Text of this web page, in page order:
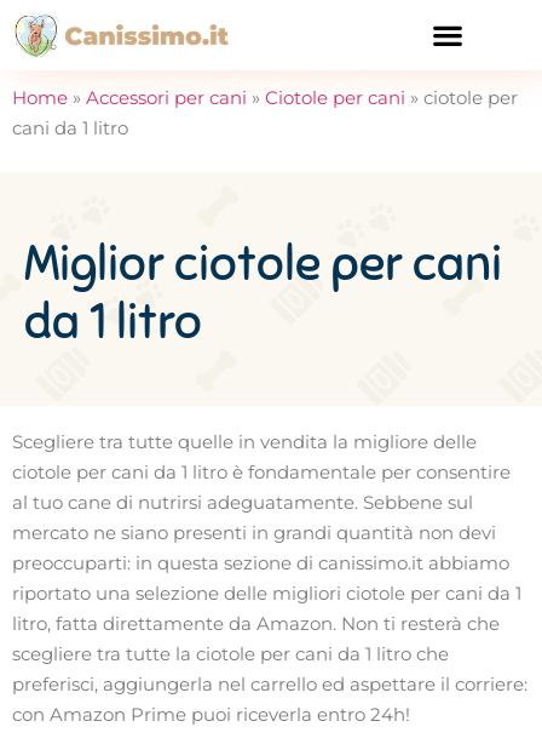
Home » Accessori per cani » Ciotole per cani » ciotole per
cani da 1 litro
Miglior ciotole per cani
da 1 litro
Scegliere tra tutte quelle in vendita la migliore delle
ciotole per cani da 1 litro è fondamentale per consentire
al tuo cane di nutrirsi adeguatamente. Sebbene sul
mercato ne siano presenti in grandi quantità non devi
preoccuparti: in questa sezione di canissimo.it abbiamo
riportato una selezione delle migliori ciotole per cani da 1
litro, fatta direttamente da Amazon. Non ti resterà che
scegliere tra tutte la ciotole per cani da 1 litro che
preferisci, aggiungerla nel carrello ed aspettare il corriere:
con Amazon Prime puoi riceverla entro 24h!